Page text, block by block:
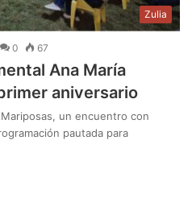
Zulia
0 67
Ana María
aniversario
un encuentro con
pautada para